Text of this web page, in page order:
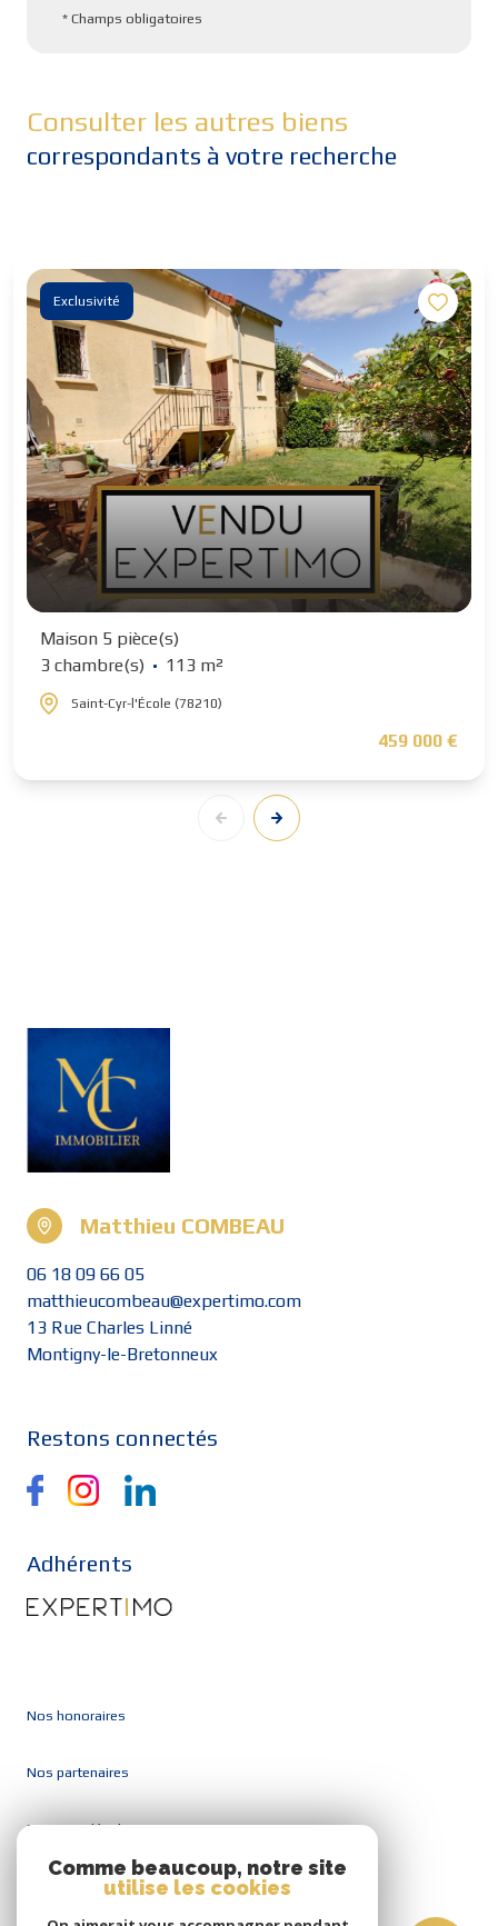
* Champs obligatoires
Consulter les autres biens
correspondants à votre recherche
Exclusivité
Maison 5 pièce(s)
3 chambre(s)
113 m²
Saint-Cyr-l'École (78210)
459 000 €
Matthieu COMBEAU
06 18 09 66 05
matthieucombeau@expertimo.com
13 Rue Charles Linné
Montigny-le-Bretonneux
Restons connectés
Adhérents
Nos honoraires
Nos partenaires
Mentions légales
Comme beaucoup, notre site
utilise les cookies